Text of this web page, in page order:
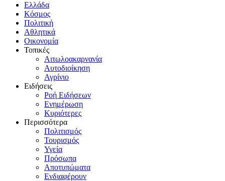
Ελλάδα
Κόσμος
Πολιτική
Αθλητικά
Οικονομία
Τοπικές
Αιτωλοακαρνανία
Αυτοδιοίκηση
Αγρίνιο
Ειδήσεις
Ροή Ειδήσεων
Ενημέρωση
Κυριότερες
Περισσότερα
Πολιτισμός
Τουρισμός
Υγεία
Πρόσωπα
Αποτυπώματα
Ενδιαφέρουν